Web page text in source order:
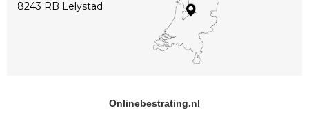
8243 RB Lelystad
Onlinebestrating.nl